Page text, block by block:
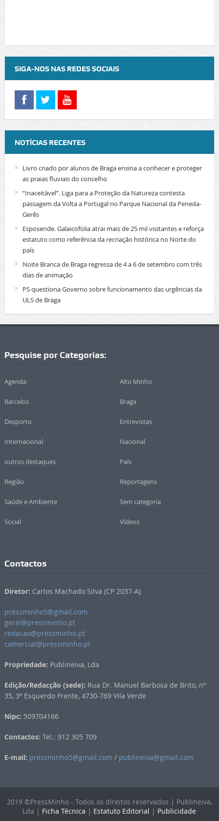
SIGA-NOS NAS REDES SOCIAIS
NOTÍCIAS RECENTES
Livro criado por alunos de Braga ensina a conhecer e proteger
as praias fluviais do concelho
“Inaceitável”. Liga para a Proteção da Natureza contesta
passagem da Volta a Portugal no Parque Nacional da Peneda-
Gerês
Esposende. Galaicofolia atrai mais de 25 mil visitantes e reforça
estatuto como referência da recriação histórica no Norte do
país
Noite Branca de Braga regressa de 4 a 6 de setembro com três
dias de animação
PS questiona Governo sobre funcionamento das urgências da
ULS de Braga
Pesquise por Categorias:
Agenda Alto Minho
Barcelos Braga
Desporto Entrevistas
Internacional Nacional
outros destaques País
Região Reportagens
Saúde e Ambiente Sem categoria
Social Vídeos
Contactos
Diretor: Carlos Machado Silva (CP 2037-A)
pressminho5@gmail.com
geral@pressminho.pt
redacao@pressminho.pt
comercial@pressminho.pt
Propriedade: Publineiva, Lda
Edição/Redacção (sede): Rua Dr. Manuel Barbosa de Brito, nº
35, 3º Esquerdo Frente, 4730-769 Vila Verde
Nipc: 509704166
Contactos: Tel.: 912 305 709
E-mail: pressminho5@gmail.com / publineiva@gmail.com
2019 ©PressMinho - Todos os direitos reservados | Publineiva,
Lda | Ficha Técnica | Estatuto Editorial | Publicidade